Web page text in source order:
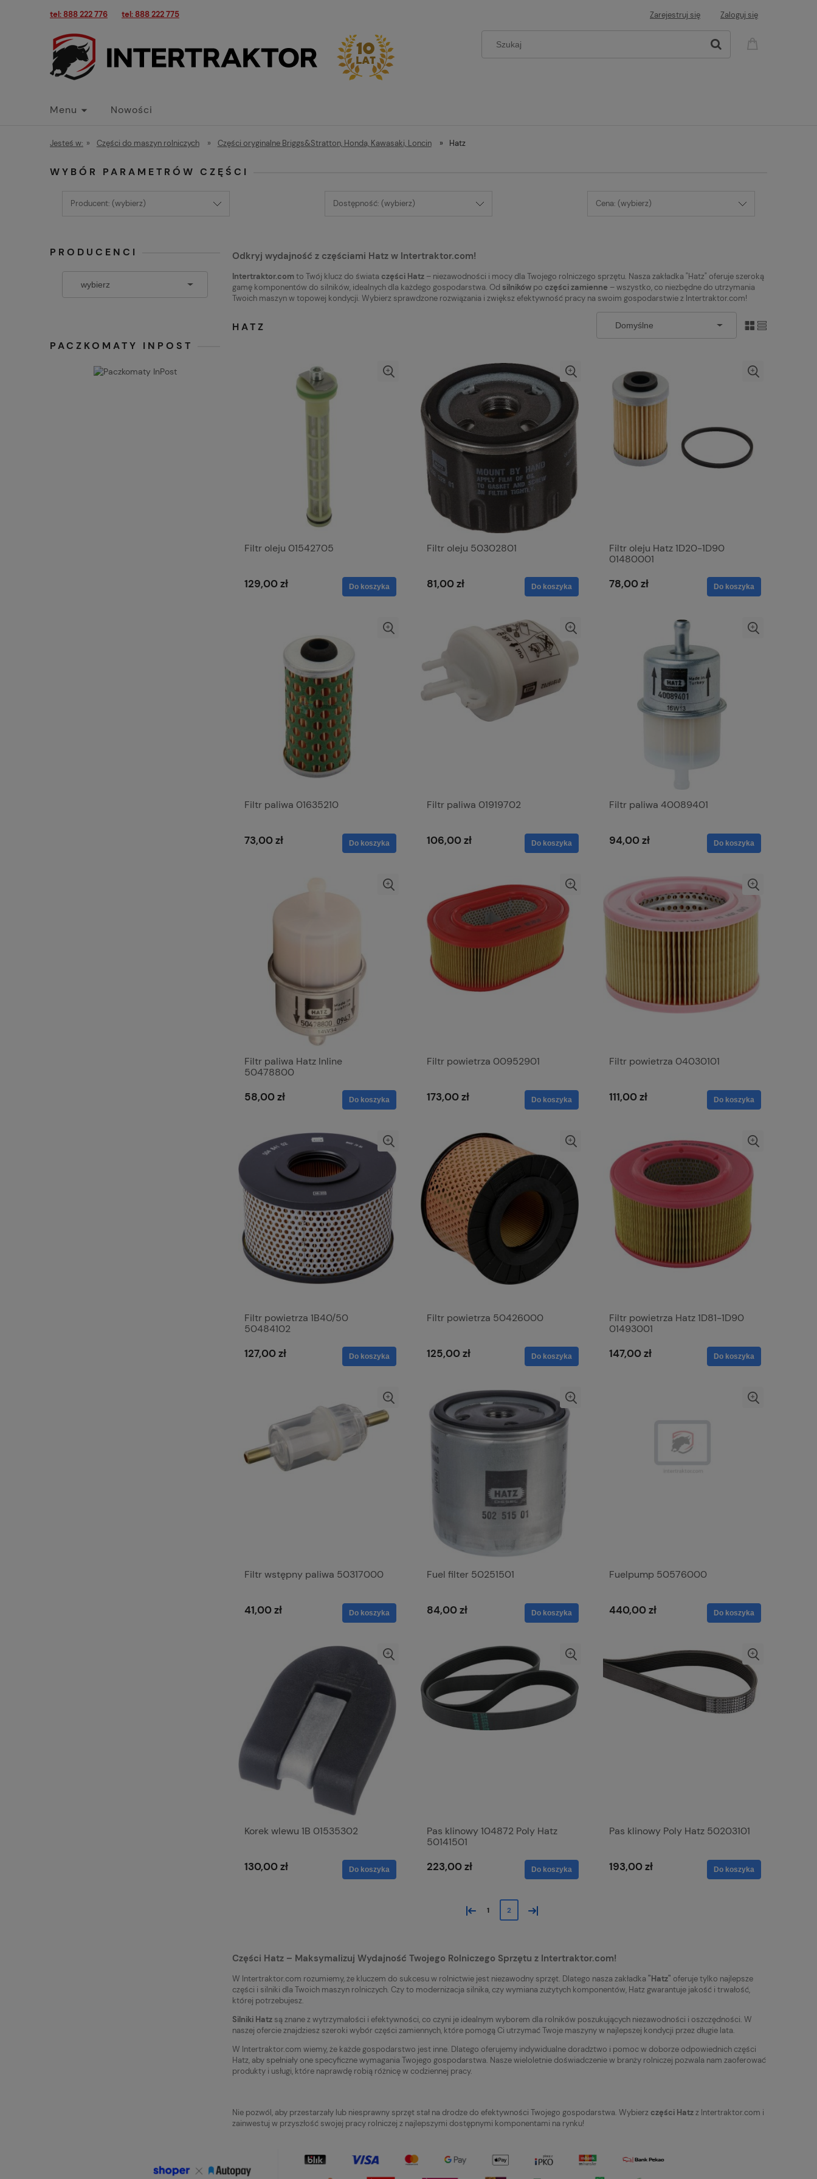
tel: 888 222 776 tel: 888 222 775 Zarejestruj się Zaloguj się
Menu Nowości
Jesteś w: » Części do maszyn rolniczych » Części oryginalne Briggs&Stratton, Honda, Kawasaki, Loncin » Hatz
WYBÓR PARAMETRÓW CZĘŚCI
Producent: (wybierz) Dostępność: (wybierz) Cena: (wybierz)
PRODUCENCI
PACZKOMATY INPOST
Odkryj wydajność z częściami Hatz w Intertraktor.com!
Intertraktor.comto Twój klucz do świata części Hatz – niezawodności i mocy dla Twojego rolniczego sprzętu. Nasza zakładka "Hatz" oferuje szeroką
gamę komponentów do silników, idealnych dla każdego gospodarstwa. Od silników po części zamienne – wszystko, co niezbędne do utrzymania
Twoich maszyn w topowej kondycji. Wybierz sprawdzone rozwiązania i zwiększ efektywność pracy na swoim gospodarstwie z Intertraktor.com!
HATZ
Filtr oleju 01542705
129,00 zł Do koszyka
Filtr oleju 50302801
81,00 zł Do koszyka
Filtr oleju Hatz 1D20-1D90
01480001
78,00 zł Do koszyka
Filtr paliwa 01635210
73,00 zł Do koszyka
Filtr paliwa 01919702
106,00 zł Do koszyka
Filtr paliwa 40089401
94,00 zł Do koszyka
Filtr paliwa Hatz Inline
50478800
58,00 zł Do koszyka
Filtr powietrza 00952901
173,00 zł Do koszyka
Filtr powietrza 04030101
111,00 zł Do koszyka
Filtr powietrza 1B40/50
50484102
127,00 zł Do koszyka
Filtr powietrza 50426000
125,00 zł Do koszyka
Filtr powietrza Hatz 1D81-1D90
01493001
147,00 zł Do koszyka
Filtr wstępny paliwa 50317000
41,00 zł Do koszyka
Fuel filter 50251501
84,00 zł Do koszyka
Fuelpump 50576000
440,00 zł Do koszyka
Korek wlewu 1B 01535302
130,00 zł Do koszyka
Pas klinowy 104872 Poly Hatz
50141501
223,00 zł Do koszyka
Pas klinowy Poly Hatz 50203101
193,00 zł Do koszyka
« 1 2 »
Części Hatz – Maksymalizuj Wydajność Twojego Rolniczego Sprzętu z Intertraktor.com!
W Intertraktor.com rozumiemy, że kluczem do sukcesu w rolnictwie jest niezawodny sprzęt. Dlatego nasza zakładka "Hatz" oferuje tylko najlepsze
części i silniki dla Twoich maszyn rolniczych. Czy to modernizacja silnika, czy wymiana zużytych komponentów, Hatz gwarantuje jakość i trwałość,
której potrzebujesz.
Silniki Hatz są znane z wytrzymałości i efektywności, co czyni je idealnym wyborem dla rolników poszukujących niezawodności i oszczędności. W
naszej ofercie znajdziesz szeroki wybór części zamiennych, które pomogą Ci utrzymać Twoje maszyny w najlepszej kondycji przez długie lata.
W Intertraktor.com wiemy, że każde gospodarstwo jest inne. Dlatego oferujemy indywidualne doradztwo i pomoc w doborze odpowiednich części
Hatz, aby spełniały one specyficzne wymagania Twojego gospodarstwa. Nasze wieloletnie doświadczenie w branży rolniczej pozwala nam zaoferować
produkty i usługi, które naprawdę robią różnicę w codziennej pracy.
Nie pozwól, aby przestarzały lub niesprawny sprzęt stał na drodze do efektywności Twojego gospodarstwa. Wybierz części Hatzz Intertraktor.com i
zainwestuj w przyszłość swojej pracy rolniczej z najlepszymi dostępnymi komponentami na rynku!